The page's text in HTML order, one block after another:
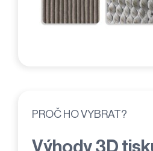
PROČ HO VYBRAT?
Výhody 3D